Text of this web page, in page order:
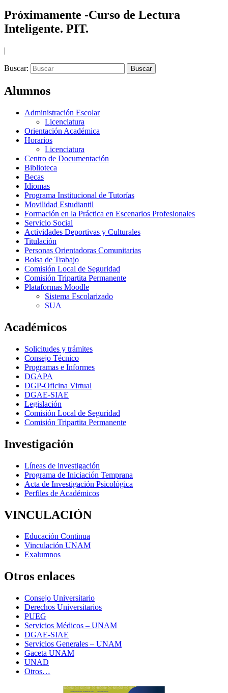
Próximamente -Curso de Lectura
Inteligente. PIT.
|
Buscar:
Alumnos
Administración Escolar
Licenciatura
Orientación Académica
Horarios
Licenciatura
Centro de Documentación
Biblioteca
Becas
Idiomas
Programa Institucional de Tutorías
Movilidad Estudiantil
Formación en la Práctica en Escenarios Profesionales
Servicio Social
Actividades Deportivas y Culturales
Titulación
Personas Orientadoras Comunitarias
Bolsa de Trabajo
Comisión Local de Seguridad
Comisión Tripartita Permanente
Plataformas Moodle
Sistema Escolarizado
SUA
Académicos
Solicitudes y trámites
Consejo Técnico
Programas e Informes
DGAPA
DGP-Oficina Virtual
DGAE-SIAE
Legislación
Comisión Local de Seguridad
Comisión Tripartita Permanente
Investigación
Líneas de investigación
Programa de Iniciación Temprana
Acta de Investigación Psicológica
Perfiles de Académicos
VINCULACIÓN
Educación Continua
Vinculación UNAM
Exalumnos
Otros enlaces
Consejo Universitario
Derechos Universitarios
PUEG
Servicios Médicos – UNAM
DGAE-SIAE
Servicios Generales – UNAM
Gaceta UNAM
UNAD
Otros…